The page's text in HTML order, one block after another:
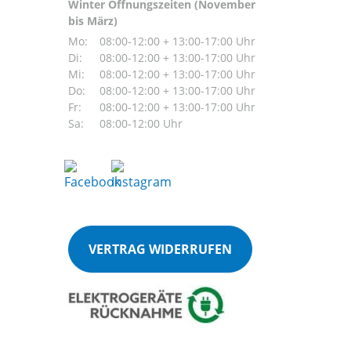
Winter Öffnungszeiten (November
bis März)
Mo:
08:00-12:00 + 13:00-17:00 Uhr
Di:
08:00-12:00 + 13:00-17:00 Uhr
Mi:
08:00-12:00 + 13:00-17:00 Uhr
Do:
08:00-12:00 + 13:00-17:00 Uhr
Fr:
08:00-12:00 + 13:00-17:00 Uhr
Sa:
08:00-12:00 Uhr
VERTRAG WIDERRUFEN